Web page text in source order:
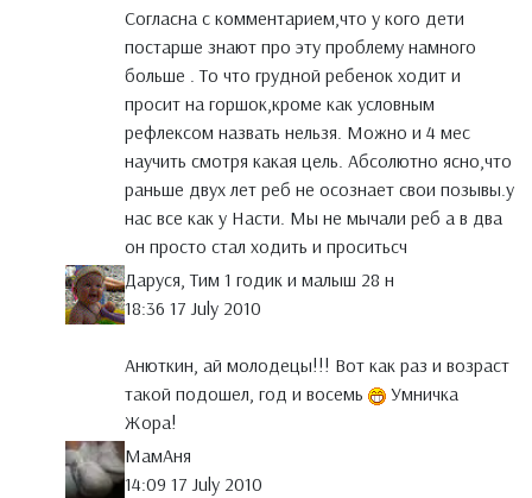
Согласна с комментарием,что у кого дети
постарше знают про эту проблему намного
больше . То что грудной ребенок ходит и
просит на горшок,кроме как условным
рефлексом назвать нельзя. Можно и 4 мес
научить смотря какая цель. Абсолютно ясно,что
раньше двух лет реб не осознает свои позывы.у
нас все как у Насти. Мы не мычали реб а в два
он просто стал ходить и проситьсч
Даруся, Тим 1 годик и малыш 28 н
18:36 17 July 2010
Анюткин, ай молодецы!!! Вот как раз и возраст
такой подошел, год и восемь
Умничка
Жора!
МамАня
14:09 17 July 2010